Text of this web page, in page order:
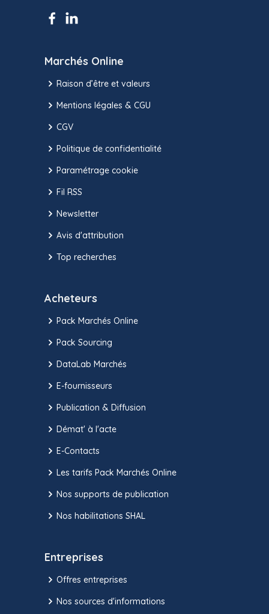
Marchés Online
Raison d’être et valeurs
Mentions légales & CGU
CGV
Politique de confidentialité
Paramétrage cookie
Fil RSS
Newsletter
Avis d'attribution
Top recherches
Acheteurs
Pack Marchés Online
Pack Sourcing
DataLab Marchés
E-fournisseurs
Publication & Diffusion
Démat' à l'acte
E-Contacts
Les tarifs Pack Marchés Online
Nos supports de publication
Nos habilitations SHAL
Entreprises
Offres entreprises
Nos sources d'informations